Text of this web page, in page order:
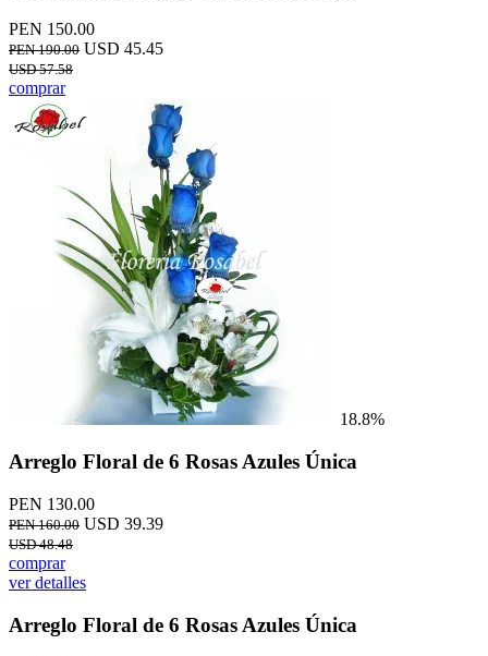
PEN 150.00
PEN 190.00 USD 45.45
USD 57.58
comprar
18.8%
Arreglo Floral de 6 Rosas Azules Única
PEN 130.00
PEN 160.00 USD 39.39
USD 48.48
comprar
ver detalles
Arreglo Floral de 6 Rosas Azules Única